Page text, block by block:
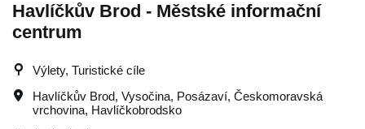
Havlíčkův Brod - Městské informační
centrum
Výlety, Turistické cíle
Havlíčkův Brod, Vysočina, Posázaví, Českomoravská
vrchovina, Havlíčkobrodsko